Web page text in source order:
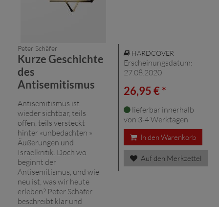
Peter Schäfer
Kurze Geschichte
des
Antisemitismus
Antisemitismus ist
wieder sichtbar, teils
offen, teils versteckt
hinter «unbedachten »
Äußerungen und
Israelkritik. Doch wo
beginnt der
Antisemitismus, und wie
neu ist, was wir heute
erleben? Peter Schäfer
beschreibt klar und
HARDCOVER
Erscheinungsdatum:
27.08.2020
26,95 € *
lieferbar innerhalb
von 3-4 Werktagen
In den Warenkorb
Auf den Merkzettel